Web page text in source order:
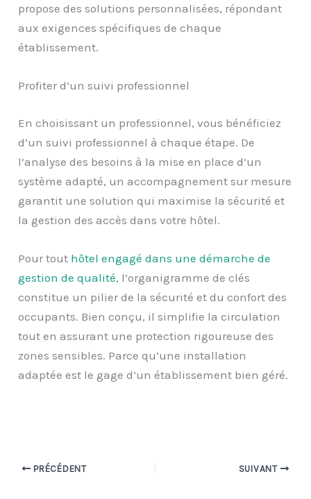
propose des solutions personnalisées, répondant
aux exigences spécifiques de chaque
établissement.
Profiter d’un suivi professionnel
En choisissant un professionnel, vous bénéficiez
d’un suivi professionnel à chaque étape. De
l’analyse des besoins à la mise en place d’un
système adapté, un accompagnement sur mesure
garantit une solution qui maximise la sécurité et
la gestion des accès dans votre hôtel.
Pour tout hôtel engagé dans une démarche de
gestion de qualité, l’organigramme de clés
constitue un pilier de la sécurité et du confort des
occupants. Bien conçu, il simplifie la circulation
tout en assurant une protection rigoureuse des
zones sensibles. Parce qu’une installation
adaptée est le gage d’un établissement bien géré.
PRÉCÉDENT SUIVANT